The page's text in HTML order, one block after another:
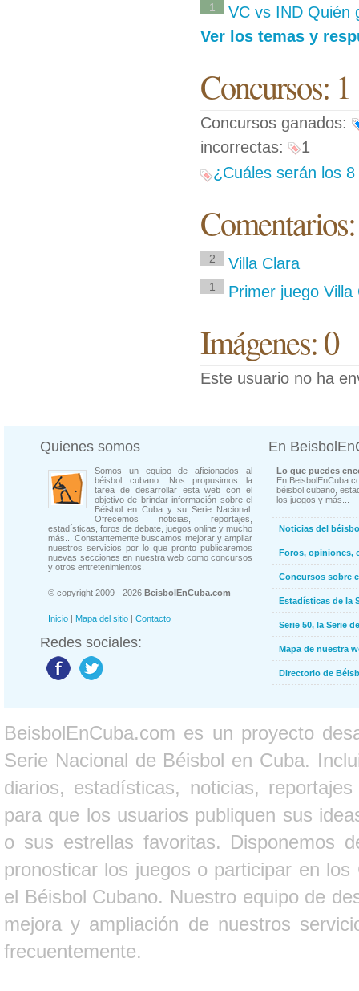
1
VC vs IND Quién
Ver los temas y
Concursos: 1
Concursos ganados:
incorrectas:
1
¿Cuáles serán los
2 Villa Clara
1 Primer juego
Imágenes: 0
Este usuario no ha
Quienes somos
Somos un equipo de aficionados al
béisbol cubano. Nos propusimos la
tarea de desarrollar esta web con el
objetivo de brindar información sobre el
Béisbol en Cuba y su Serie Nacional.
Ofrecemos noticias, reportajes,
estadísticas, foros de debate, juegos online y mucho
más... Constantemente buscamos mejorar y ampliar
nuestros servicios por lo que pronto publicaremos
nuevas secciones en nuestra web como concursos
y otros entretenimientos.
© copyright 2009 - 2026 BeisbolEnCuba.com
Inicio | Mapa del sitio | Contacto
Redes sociales:
En
Lo que puedes
En
béisbol cubano,
los juegos y más...
Noticias del
Foros, opiniones,
Concursos sobre
Estadísticas de la
Serie 50, la Serie
Mapa de nuestra
Directorio de
BeisbolEnCuba.com es un proyecto
Serie Nacional de Béisbol en Cuba.
diarios, estadísticas, noticias,
para que los usuarios publiquen sus
o sus estrellas favoritas. Disponemos
pronosticar los juegos o participar en
el Béisbol Cubano. Nuestro equipo de
mejora y ampliación de nuestros
frecuentemente.